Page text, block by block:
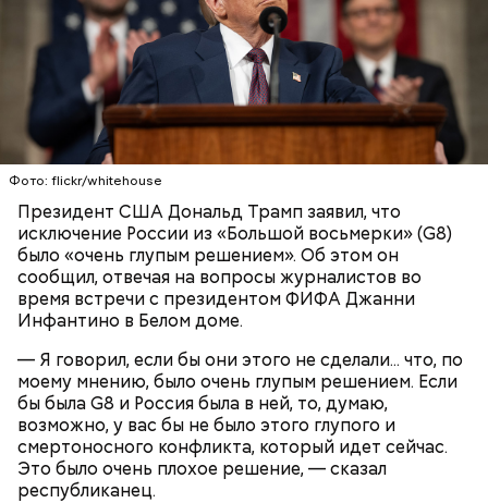
Фото: flickr/whitehouse
Президент США Дональд Трамп заявил, что
исключение России из «Большой восьмерки» (G8)
было «очень глупым решением». Об этом он
сообщил, отвечая на вопросы журналистов во
время встречи с президентом ФИФА Джанни
Инфантино в Белом доме.
— Я говорил, если бы они этого не сделали... что, по
моему мнению, было очень глупым решением. Если
бы была G8 и Россия была в ней, то, думаю,
возможно, у вас бы не было этого глупого и
смертоносного конфликта, который идет сейчас.
Это было очень плохое решение, — сказал
республиканец.
Француженка Люсиль Рандон родилась 11 февраля
1904 года в городке Алес. Интересно, что у
долгожительницы была сестра-близнец, которая
умерла в 18-месячном возрасте. В 1916 году Рандон
работала гувернанткой в марсельской семье, а в
1920 году переехала в Версаль, где была на
протяжении 16 лет учителем в двух семьях. В 1923
году она стала послушницей в монастыре и спустя
20 лет приняла монашество в одном из парижских
монастырей.
В 1945 году женщина устроилась в больницу в
городе Виши, став помогать сиротам и старикам,
где трудилась 28 лет. В конце 1970-х она поступила
в монастырь в Савойе, а в 2009 году в возрасте 105
лет перешла в другой монастырь в Тулоне. Однако
в 2010-х годах она была слепой и прикованной к
инвалидному креслу, из-за чего была вынуждена
переехать в дом престарелых. В 2021 году Рандон
заболела COVID-19, однако болезнь протекала
бессимптомно и она смогла оправиться. 17 января
2023 года Люсиль Рандон умерла во сне, совсем
немного не дожив до 119 лет.